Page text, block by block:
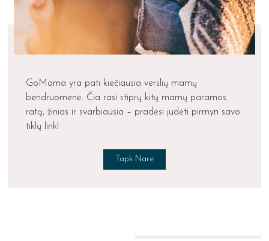
GoMama yra pati kiečiausia verslių mamų
bendruomenė. Čia rasi stiprų kitų mamų paramos
ratą, žinias ir svarbiausia – pradėsi judėti pirmyn savo
tiklų link!
Tapk Nare